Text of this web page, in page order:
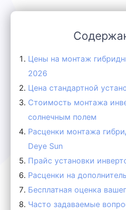
Цены на монтаж
2026
Цена стандартной
Стоимость монтажа
солнечным полем
Расценки монтажа
Deye Sun
Прайс установки
Расценки на
Бесплатная оценка
Часто задаваемые